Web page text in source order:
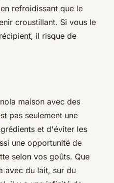
refroidissant que le
croustillant. Si vous le
il risque de
maison avec des
pas seulement une
et d'éviter les
une opportunité de
selon vos goûts. Que
avec du lait, sur du